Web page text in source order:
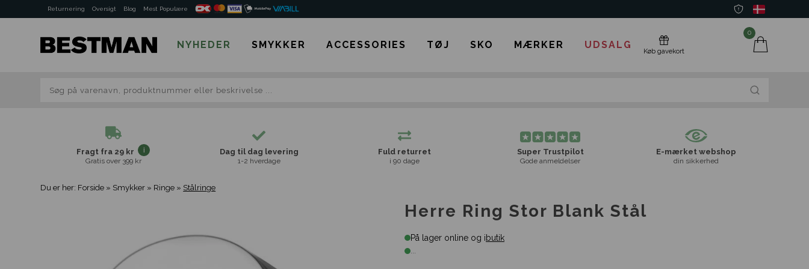
Returnering Oversigt Blog Mest Populære
NYHEDER SMYKKER ACCESSORIES TØJ SKO MÆRKER UDSALG
0
Køb gavekort
Fragt fra 29 kr
Gratis over 399 kr
Dag til dag levering
1-2 hverdage
Fuld returret
i 90 dage
Super Trustpilot
Gode anmeldelser
E-mærket webshop
din sikkerhed
Du er her: Forside » Smykker » Ringe » Stålringe
Herre Ring Stor Blank Stål
På lager online og ibutik
...